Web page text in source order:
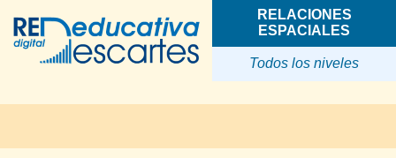
RELACIONES
ESPACIALES
Todos los niveles